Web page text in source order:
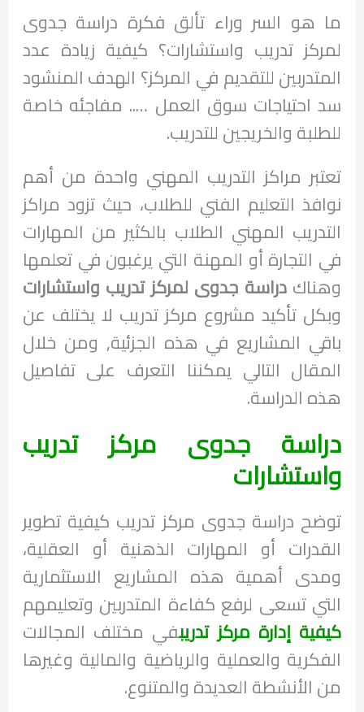
ما هو السر وراء تألق فكرة دراسة جدوى
لمركز تدريب واستشارات؟ كيفية زيادة عدد
المتدربين للتقديم في المركز؟ الهدف المنشود
سد احتياجات سوق العمل ….. مفاجئه خاصة
للطلبة والخريجين للتدريب.
تعتبر مراكز التدريب المهني واحدة من أهم
نوافذ التعليم الفني للطلاب، حيث تزود مراكز
التدريب المهني الطلاب بالكثير من المهارات
في التجارة أو المهنة التي يرغبون في تعلمها
وهناك دراسة جدوى لمركز تدريب واستشارات
وبكل تأكيد مشروع مركز تدريب لا يختلف عن
باقي المشاريع في هذه الجزئية, ومن خلال
المقال التالي يمكننا التعرف على تفاصيل
هذه الدراسة.
دراسة جدوى مركز تدريب
واستشارات
توضح دراسة جدوى مركز تدريب كيفية تطوير
القدرات أو المهارات الذهنية أو العقلية،
ومدى أهمية هذه المشاريع الاستثمارية
التي تسعى لرفع كفاءة المتدربين وتعليمهم
كيفية إدارة مركز تدريبفي مختلف المجالات
الفكرية والعملية والرياضية والمالية وغيرها
من الأنشطة العديدة والمتنوع.